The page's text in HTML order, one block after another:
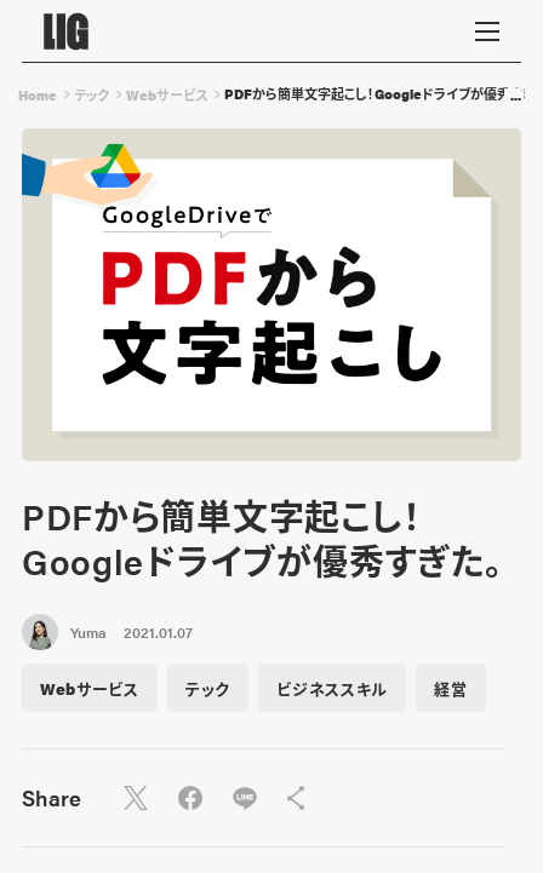
Home テック Webサービス PDFから簡単文字起こし！Googleドライブが優秀すぎ
PDFから簡単文字起こし！
Googleドライブが優秀すぎた。
Yuma 2021.01.07
Webサービス テック ビジネススキル 経営
Share